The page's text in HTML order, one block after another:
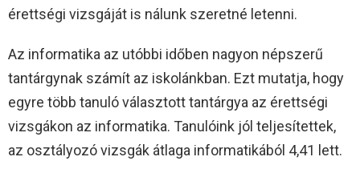
érettségi vizsgáját is nálunk szeretné letenni.
Az informatika az utóbbi időben nagyon népszerű
tantárgynak számít az iskolánkban. Ezt mutatja, hogy
egyre több tanuló választott tantárgya az érettségi
vizsgákon az informatika. Tanulóink jól teljesítettek,
az osztályozó vizsgák átlaga informatikából 4,41 lett.